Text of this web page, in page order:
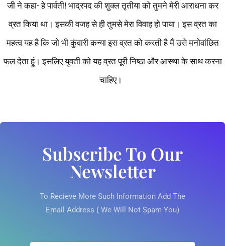
जी ने कहा- हे पार्वती! भाद्रपद की शुक्ल तृतीया को तुमने मेरी आराधना कर
व्रत किया था। इसकी वजह से ही तुमसे मेरा विवाह हो पाया। इस व्रत का
महत्व यह है कि जो भी कुंवारी कन्या इस व्रत को करती है मैं उसे मनोवांछित
फल देता हूं। इसलिए युवती को यह व्रत पूरी निष्ठा और आस्था के साथ करना
चाहिए।
Subscribe To Our
Newsletter
To Recieve More Such Information Add The
Email Address ( We Will Not Spam You)